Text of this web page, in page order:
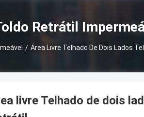
Retrátil
/ Área Livre Telhado De Dois Lados
livre Telhado de dois